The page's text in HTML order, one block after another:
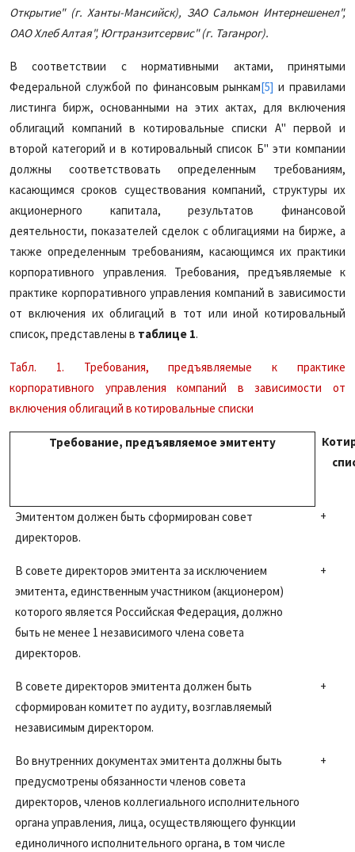
Открытие" (г. Ханты-Мансийск), ЗАО Сальмон Интернешенел",
ОАО Хлеб Алтая", Югтранзитсервис" (г. Таганрог).
В соответствии с нормативными актами, принятыми
Федеральной службой по финансовым рынкам[5] и правилами
листинга бирж, основанными на этих актах, для включения
облигаций компаний в котировальные списки А" первой и
второй категорий и в котировальный список Б" эти компании
должны соответствовать определенным требованиям,
касающимся сроков существования компаний, структуры их
акционерного капитала, результатов финансовой
деятельности, показателей сделок с облигациями на бирже, а
также определенным требованиям, касающимся их практики
корпоративного управления. Требования, предъявляемые к
практике корпоративного управления компаний в зависимости
от включения их облигаций в тот или иной котировальный
список, представлены в таблице 1.
Табл. 1. Требования, предъявляемые к практике
корпоративного управления компаний в зависимости от
включения облигаций в котировальные списки
Требование, предъявляемое эмитенту
Эмитентом должен быть сформирован совет
директоров.
+
В совете директоров эмитента за исключением
эмитента, единственным участником (акционером)
которого является Российская Федерация, должно
быть не менее 1 независимого члена совета
директоров.
+
В совете директоров эмитента должен быть
сформирован комитет по аудиту, возглавляемый
независимым директором.
+
Во внутренних документах эмитента должны быть
предусмотрены обязанности членов совета
директоров, членов коллегиального исполнительного
органа управления, лица, осуществляющего функции
единоличного исполнительного органа, в том числе
+